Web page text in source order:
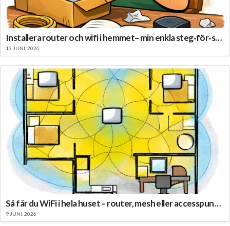
Installera router och wifi i hemmet– min enkla steg‑för‑steg‑guide
13 JUNI, 2026
Så får du WiFi i hela huset – router, mesh eller accesspunkt?
9 JUNI, 2026